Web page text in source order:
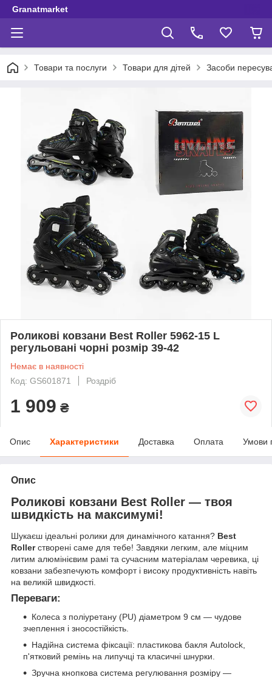
Granatmarket
Товари та послуги Товари для дітей Засоби
Роликові ковзани Best Roller 5962-15 L
регульовані чорні розмір 39-42
Немає в наявності
Код: GS601871
Роздріб
1 909 ₴
Опис Характеристики Доставка Оплата Умови
Опис
Роликові ковзани Best Roller — твоя
швидкість на максимумі!
Шукаєш ідеальні ролики для динамічного катання? Best
Rollerстворені саме для тебе! Завдяки легким, але міцним
литим алюмінієвим рамі та сучасним матеріалам черевика, ці
ковзани забезпечують комфорт і високу продуктивність навіть
на великій швидкості.
Переваги:
Колеса з поліуретану (PU) діаметром 9 см — чудове
зчеплення і зносостійкість.
Надійна система фіксації: пластикова бакля Autolock,
п'ятковий ремінь на липучці та класичні шнурки.
Зручна кнопкова система регулювання розміру —